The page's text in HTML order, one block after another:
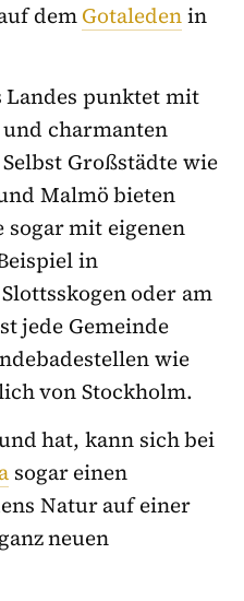
demGotaledenin
Landes punktet mit
charmanten
Großstädte wie
Malmö bieten
sogar mit eigenen
in
oder am
jede Gemeinde
wie
von Stockholm.
hat, kann sich bei
sogar einen
Natur auf einer
neuen